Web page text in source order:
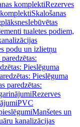
komplektiRezerves
Skalošanas
Iebūvētas
tualetes podiem,
podu un izlietņu
Pieslēguma
Pieslēguma
paredzētas:
Rezerves
PVC
Manšetes un
kanalizācijas